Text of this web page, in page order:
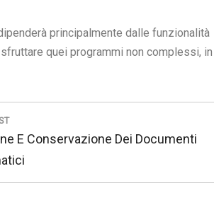
principalmente dalle funzionalità
quei programmi non complessi, in
E Conservazione Dei Documenti